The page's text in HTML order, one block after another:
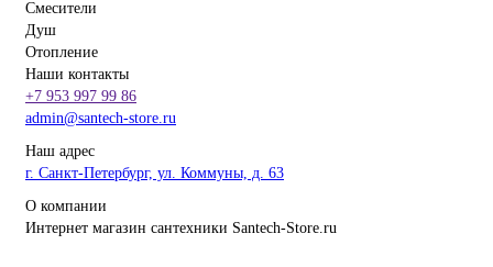
Смесители
Душ
Отопление
Наши контакты
+7 953 997 99 86
admin@santech-store.ru
Наш адрес
г. Санкт-Петербург, ул. Коммуны, д. 63
О компании
Интернет магазин сантехники Santech-Store.ru